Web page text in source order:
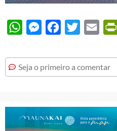
WhatsAppMessengerFacebook
Twitter Email
Seja o primeiro a comentar